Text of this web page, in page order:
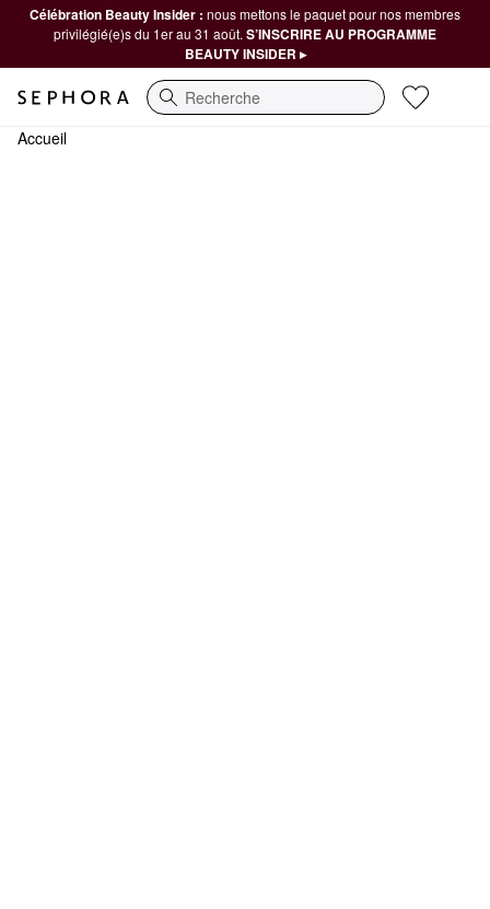
Célébration Beauty Insider : nous mettons le paquet pour nos membres
privilégié(e)s du 1er au 31 août. S’INSCRIRE AU PROGRAMME
BEAUTY INSIDER ▸
Recherche
Accueil